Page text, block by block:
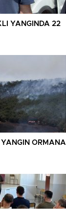
YANGINDA 22
ORMANA